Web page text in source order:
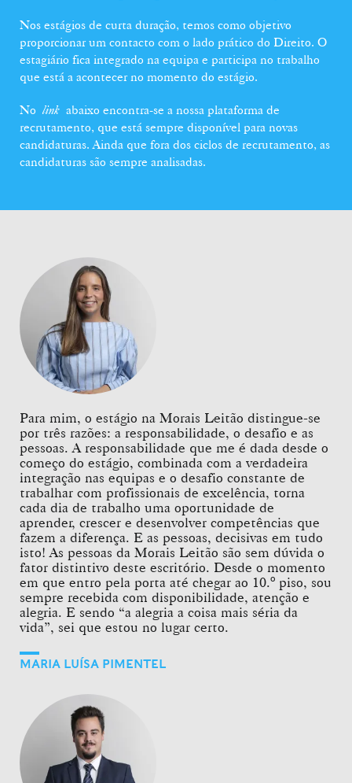
Nos estágios de curta duração, temos como objetivo
proporcionar um contacto com o lado prático do Direito. O
estagiário fica integrado na equipa e participa no trabalho
que está a acontecer no momento do estágio.
No link abaixo encontra-se a nossa plataforma de
recrutamento, que está sempre disponível para novas
candidaturas. Ainda que fora dos ciclos de recrutamento, as
candidaturas são sempre analisadas.
Para mim, o estágio na Morais Leitão distingue-se
por três razões: a responsabilidade, o desafio e as
pessoas. A responsabilidade que me é dada desde o
começo do estágio, combinada com a verdadeira
integração nas equipas e o desafio constante de
trabalhar com profissionais de excelência, torna
cada dia de trabalho uma oportunidade de
aprender, crescer e desenvolver competências que
fazem a diferença. E as pessoas, decisivas em tudo
isto! As pessoas da Morais Leitão são sem dúvida o
fator distintivo deste escritório. Desde o momento
em que entro pela porta até chegar ao 10.º piso, sou
sempre recebida com disponibilidade, atenção e
alegria. E sendo “a alegria a coisa mais séria da
vida”, sei que estou no lugar certo.
MARIA LUÍSA PIMENTEL